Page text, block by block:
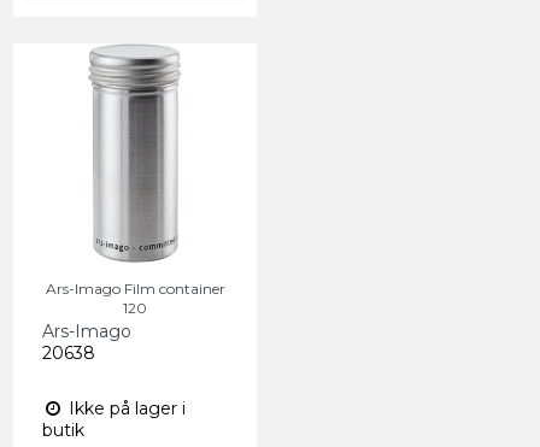
Ars-Imago Film container
120
Ars-Imago
20638
Ikke på lager i
butik